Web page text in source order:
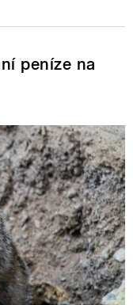
peníze na